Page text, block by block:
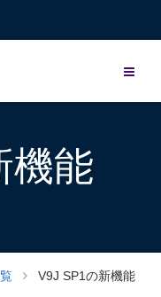
機能
V9J SP1の新機能